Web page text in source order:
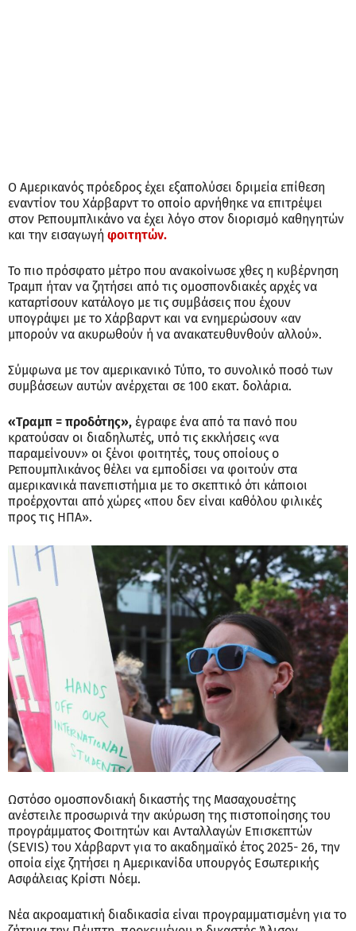
Ο Αμερικανός πρόεδρος έχει εξαπολύσει δριμεία επίθεση
εναντίον του Χάρβαρντ το οποίο αρνήθηκε να επιτρέψει
στον Ρεπουμπλικάνο να έχει λόγο στον διορισμό καθηγητών
και την εισαγωγή φοιτητών.
Το πιο πρόσφατο μέτρο που ανακοίνωσε χθες η κυβέρνηση
Τραμπ ήταν να ζητήσει από τις ομοσπονδιακές αρχές να
καταρτίσουν κατάλογο με τις συμβάσεις που έχουν
υπογράψει με το Χάρβαρντ και να ενημερώσουν «αν
μπορούν να ακυρωθούν ή να ανακατευθυνθούν αλλού».
Σύμφωνα με τον αμερικανικό Τύπο, το συνολικό ποσό των
συμβάσεων αυτών ανέρχεται σε 100 εκατ. δολάρια.
«Τραμπ = προδότης», έγραφε ένα από τα πανό που
κρατούσαν οι διαδηλωτές, υπό τις εκκλήσεις «να
παραμείνουν» οι ξένοι φοιτητές, τους οποίους ο
Ρεπουμπλικάνος θέλει να εμποδίσει να φοιτούν στα
αμερικανικά πανεπιστήμια με το σκεπτικό ότι κάποιοι
προέρχονται από χώρες «που δεν είναι καθόλου φιλικές
προς τις ΗΠΑ».
Ωστόσο ομοσπονδιακή δικαστής της Μασαχουσέτης
ανέστειλε προσωρινά την ακύρωση της πιστοποίησης του
προγράμματος Φοιτητών και Ανταλλαγών Επισκεπτών
(SEVIS) του Χάρβαρντ για το ακαδημαϊκό έτος 2025- 26, την
οποία είχε ζητήσει η Αμερικανίδα υπουργός Εσωτερικής
Ασφάλειας Κρίστι Νόεμ.
Νέα ακροαματική διαδικασία είναι προγραμματισμένη για το